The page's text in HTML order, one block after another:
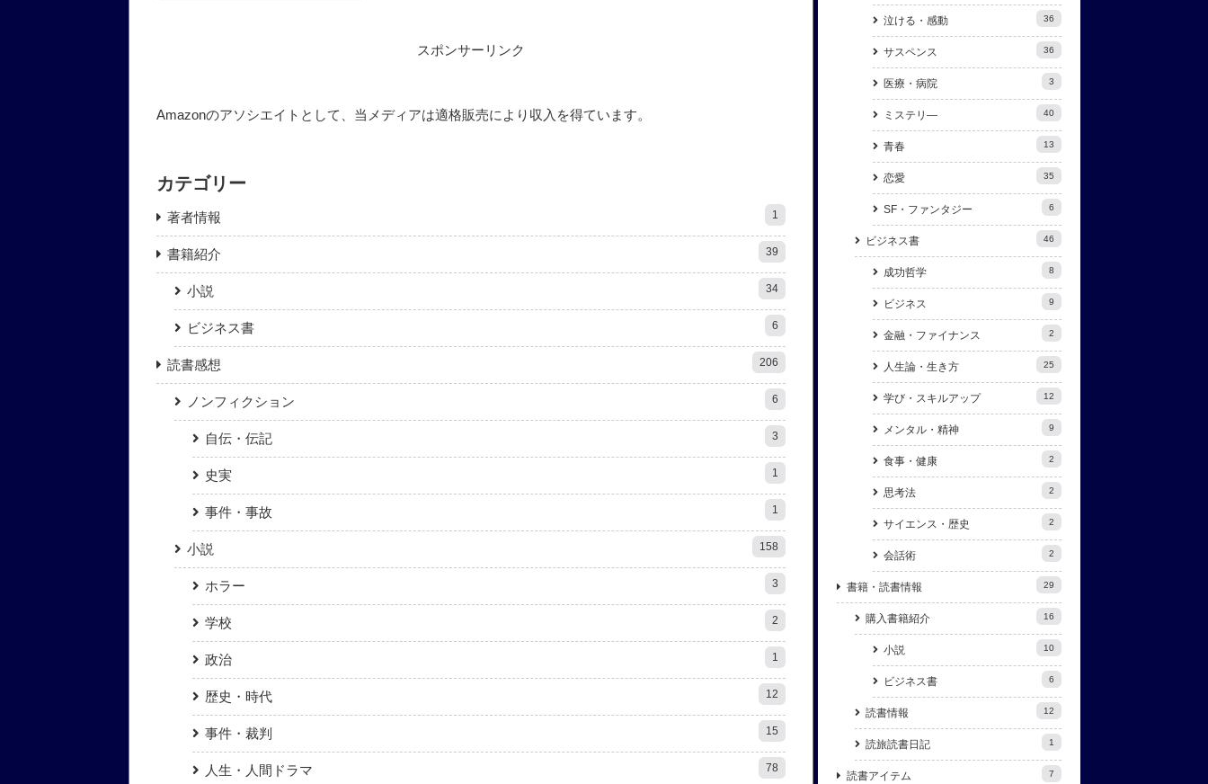
スポンサーリンク
Amazonのアソシエイトとして、当メディアは適格販売により収入を得ています。
カテゴリー
著者情報 1
書籍紹介 39
小説 34
ビジネス書 6
読書感想 206
ノンフィクション 6
自伝・伝記 3
史実 1
事件・事故 1
小説 158
ホラー 3
学校 2
政治 1
歴史・時代 12
事件・裁判 15
人生・人間ドラマ 78
泣ける・感動 36
サスペンス 36
医療・病院 3
ミステリ― 40
青春 13
恋愛 35
SF・ファンタジー 6
ビジネス書 46
成功哲学 8
ビジネス 9
金融・ファイナンス 2
人生論・生き方 25
学び・スキルアップ 12
メンタル・精神 9
食事・健康 2
思考法 2
サイエンス・歴史 2
会話術 2
書籍・読書情報 29
購入書籍紹介 16
小説 10
ビジネス書 6
読書情報 12
読旅読書日記 1
読書アイテム 7